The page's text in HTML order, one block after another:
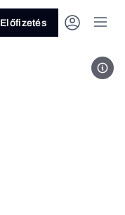
Előfizetés